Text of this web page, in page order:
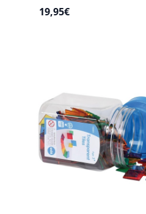
19,95€